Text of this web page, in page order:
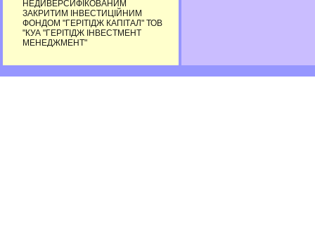
НЕДИВЕРСИФІКОВАНИМ
ЗАКРИТИМ ІНВЕСТИЦІЙНИМ
ФОНДОМ "ГЕРІТІДЖ КАПІТАЛ" ТОВ
"КУА "ГЕРІТІДЖ ІНВЕСТМЕНТ
МЕНЕДЖМЕНТ"